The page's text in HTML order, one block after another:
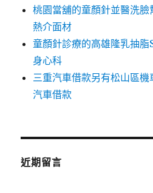
桃園當舖的童顏針並醫洗
熱介面材
童顏針診療的高雄隆乳抽
身心科
三重汽車借款另有松山區
汽車借款
近期留言